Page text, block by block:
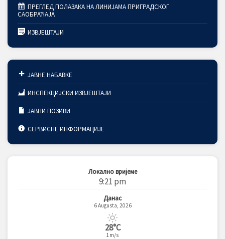
ПРЕГЛЕД ПОЛАЗАКА НА ЛИНИЈАМА ПРИГРАДСКОГ
САОБРАЋАЈА
ИЗВЈЕШТАЈИ
ЈАВНЕ НАБАВКЕ
ИНСПЕКЦИЈСКИ ИЗВЈЕШТАЈИ
ЈАВНИ ПОЗИВИ
СЕРВИСНЕ ИНФОРМАЦИЈЕ
Локално вријеме
9:21 pm
Данас
6 Augusta, 2026
28°C
1m/s